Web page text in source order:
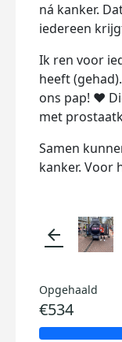
ná kanker.
iedereen
Ik ren voor
heeft
ons pap! ❤️
met
Samen
kanker. Voor
arrow_back
Opgehaald
€534